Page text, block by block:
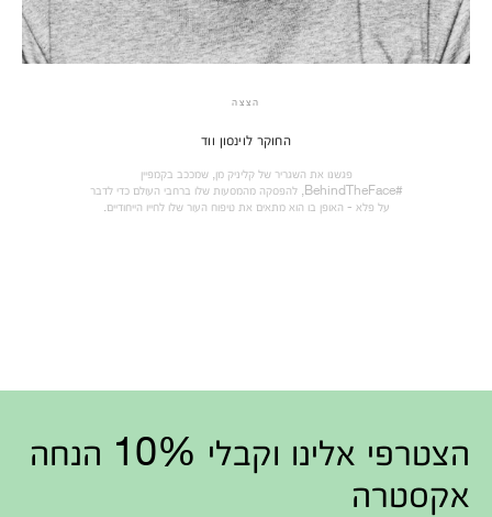
הצצה
החוקר לוינסון ווד
פגשנו את השגריר של קליניק מן, שמככב בקמפיין
#BehindTheFace, להפסקה מהמסעות שלו ברחבי העולם כדי לדבר
על פלא - האופן בו הוא מתאים את טיפוח העור שלו לחייו הייחודיים.
הצטרפי אלינו וקבלי 10% הנחה
אקסטרה